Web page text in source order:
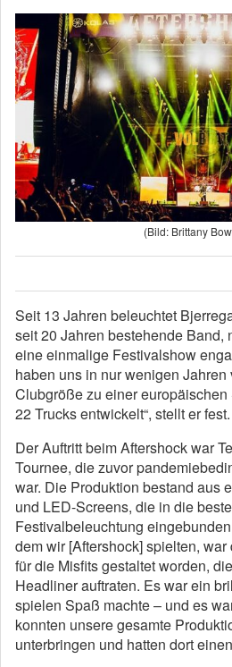
(Bild: Brittany
Seit 13 Jahren beleuchtet
seit 20 Jahren bestehende Band,
eine einmalige Festivalshow
haben uns in nur wenigen
Clubgröße zu einer
22 Trucks entwickelt“, stellt er fest.
Der Auftritt beim Aftershock war
Tournee, die zuvor
war. Die Produktion bestand aus
und LED-Screens, die in die
Festivalbeleuchtung
dem wir [Aftershock] spielten,
für die Misfits gestaltet worden,
Headliner auftraten. Es war ein
spielen Spaß machte – und es
konnten unsere gesamte
unterbringen und hatten dort